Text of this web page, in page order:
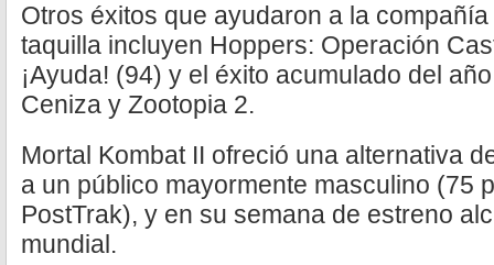
Otros éxitos que ayudaron a la
taquilla incluyen Hoppers: Operación
¡Ayuda! (94) y el éxito acumulado del
Ceniza y Zootopia 2.
Mortal Kombat II ofreció una alternativa
a un público mayormente masculino (75
PostTrak), y en su semana de estreno
mundial.